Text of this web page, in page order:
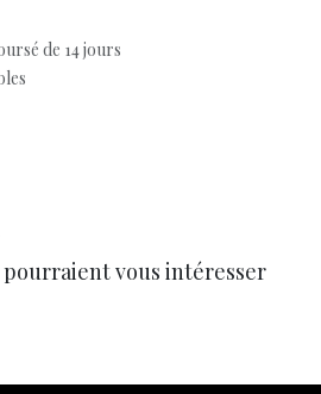
de 14 jours
vous intéresser